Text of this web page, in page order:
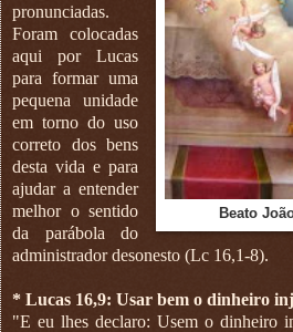
Beato
pronunciadas.
Foram colocadas
aqui por Lucas
para formar uma
pequena unidade
em torno do uso
correto dos bens
desta vida e para
ajudar a entender
melhor o sentido
da parábola do
administrador desonesto (Lc 16,1-8).
* Lucas 16,9: Usar bem o dinheiro
"E eu lhes declaro: Usem o dinheiro